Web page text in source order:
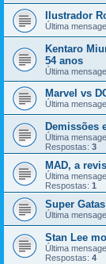
Ilustrador
Última
Kentaro
54 anos
Última
Marvel vs
Última
Demissões
Última
Respostas: 3
MAD, a
Última
Respostas: 1
Super
Última
Stan Lee
Última
Respostas: 4